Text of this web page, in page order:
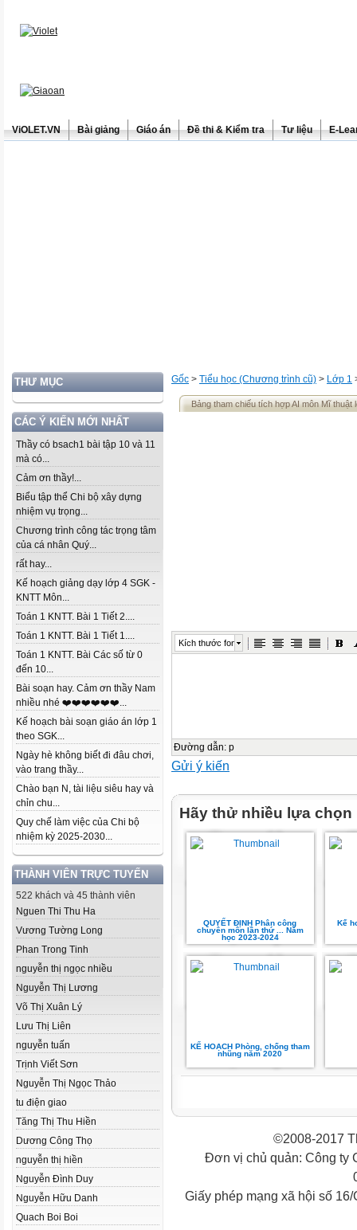
ViOLET.VN Bài giảng Giáo án Đề thi & Kiểm tra Tư liệu E-
THƯ MỤC
CÁC Ý KIẾN MỚI NHẤT
Thầy có bsach1 bài tập 10 và 11
mà có...
Cảm ơn thầy!...
Biểu tập thể Chi bộ xây dựng
nhiệm vụ trọng...
Chương trình công tác trọng tâm
của cá nhân Quý...
rất hay...
Kế hoạch giảng dạy lớp 4 SGK -
KNTT Môn...
Toán 1 KNTT. Bài 1 Tiết 2....
Toán 1 KNTT. Bài 1 Tiết 1....
Toán 1 KNTT. Bài Các số từ 0
đến 10...
Bài soạn hay. Cảm ơn thầy Nam
nhiều nhé ❤️❤️❤️❤️❤️❤️...
Kế hoạch bài soạn giáo án lớp 1
theo SGK...
Ngày hè không biết đi đâu chơi,
vào trang thầy...
Chào bạn N, tài liệu siêu hay và
chỉn chu...
Quy chế làm việc của Chi bộ
nhiệm kỳ 2025-2030...
THÀNH VIÊN TRỰC TUYẾN
522 khách và 45 thành viên
Nguen Thi Thu Ha
Vương Tường Long
Phan Trong Tinh
nguyễn thị ngọc nhiều
Nguyễn Thị Lương
Võ Thị Xuân Lý
Lưu Thị Liên
nguyễn tuấn
Trịnh Viết Sơn
Nguyễn Thị Ngọc Thảo
tu điện giao
Tăng Thị Thu Hiền
Dương Công Thọ
nguyễn thị hiền
Nguyễn Đình Duy
Nguyễn Hữu Danh
Quach Boi Boi
Gốc > Tiểu học (Chương trình cũ) > Lớp 1
Bảng tham chiếu tích hợp AI môn Mĩ thuật
Kích thước font
Đường dẫn: p
Gửi ý kiến
Hãy thử nhiều lựa chọn
QUYẾT ĐỊNH Phân công
chuyên môn lần thứ ... Năm
học 2023-2024
Kế
KẾ HOẠCH Phòng, chống tham
nhũng năm 2020
©2008-2017
Đơn vị chủ quản: Công ty
Giấy phép mạng xã hội số